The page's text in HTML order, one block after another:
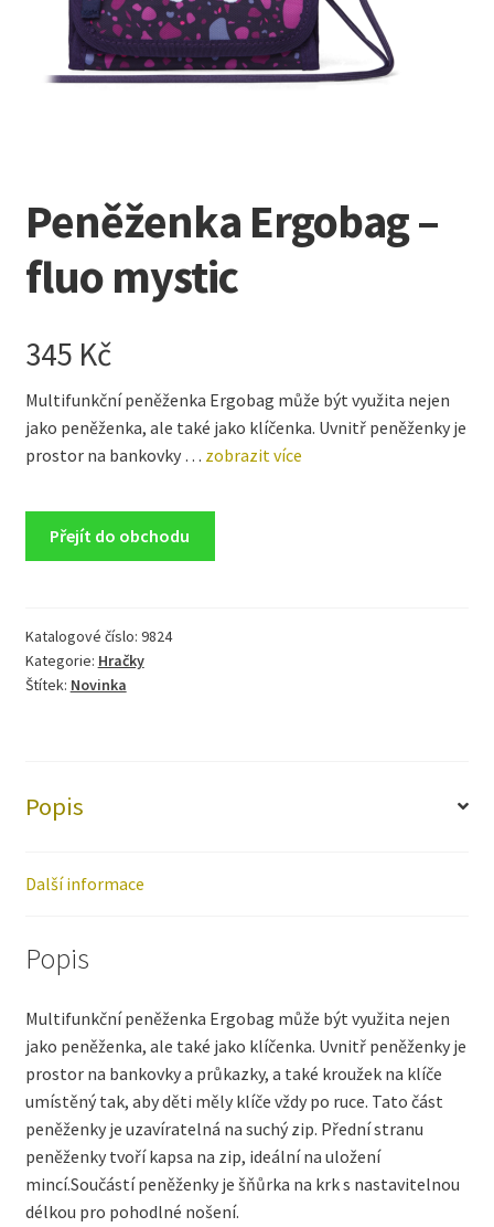
Kreativní tvoření
Peněženka Ergobag –
fluo mystic
345 Kč
Multifunkční peněženka Ergobag může být využita nejen
jako peněženka, ale také jako klíčenka. Uvnitř peněženky je
prostor na bankovky … zobrazit více
Přejít do obchodu
Katalogové číslo: 9824
Kategorie: Hračky
Štítek: Novinka
Popis
Další informace
Popis
Multifunkční peněženka Ergobag může být využita nejen
jako peněženka, ale také jako klíčenka. Uvnitř peněženky je
prostor na bankovky a průkazky, a také kroužek na klíče
umístěný tak, aby děti měly klíče vždy po ruce. Tato část
peněženky je uzavíratelná na suchý zip. Přední stranu
peněženky tvoří kapsa na zip, ideální na uložení
mincí.Součástí peněženky je šňůrka na krk s nastavitelnou
délkou pro pohodlné nošení.